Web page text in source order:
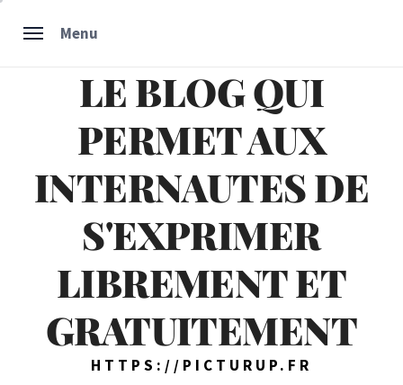
Menu
LE BLOG QUI
PERMET AUX
INTERNAUTES DE
S'EXPRIMER
LIBREMENT ET
GRATUITEMENT
HTTPS://PICTURUP.FR